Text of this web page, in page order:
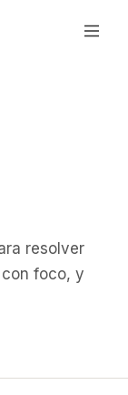
resolver
foco, y